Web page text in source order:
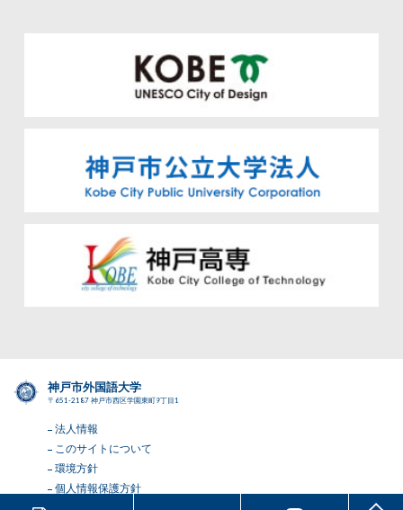
神戸市外国語大学
〒651-2187 神戸市西区学園東町9丁目1
法人情報
このサイトについて
環境方針
個人情報保護方針